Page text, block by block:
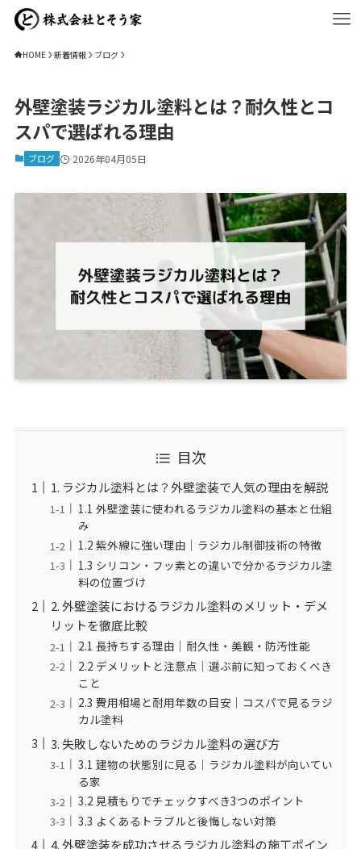
HOME 新着情報 ブログ
外壁塗装ラジカル塗料とは？耐久性とコ
スパで選ばれる理由
ブログ 2026年04月05日
目次
1. ラジカル塗料とは？外壁塗装で人気の理由を解説
1.1 外壁塗装に使われるラジカル塗料の基本と仕組
み
1.2 紫外線に強い理由｜ラジカル制御技術の特徴
1.3 シリコン・フッ素との違いで分かるラジカル塗
料の位置づけ
2. 外壁塗装におけるラジカル塗料のメリット・デメ
リットを徹底比較
2.1 長持ちする理由｜耐久性・美観・防汚性能
2.2 デメリットと注意点｜選ぶ前に知っておくべき
こと
2.3 費用相場と耐用年数の目安｜コスパで見るラジ
カル塗料
3. 失敗しないためのラジカル塗料の選び方
3.1 建物の状態別に見る｜ラジカル塗料が向いてい
る家
3.2 見積もりでチェックすべき3つのポイント
3.3 よくあるトラブルと後悔しない対策
4. 外壁塗装を成功させるラジカル塗料の施工ポイン